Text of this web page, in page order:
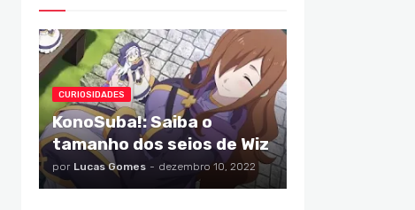
CURIOSIDADES
KonoSuba!: Saiba o
tamanho dos seios de Wiz
por Lucas Gomes - dezembro 10, 2022